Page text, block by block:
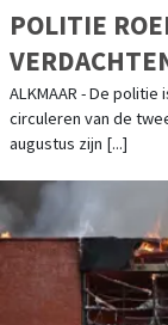
POLITIE
ALKMAAR - De
circuleren van de
augustus zijn [...]